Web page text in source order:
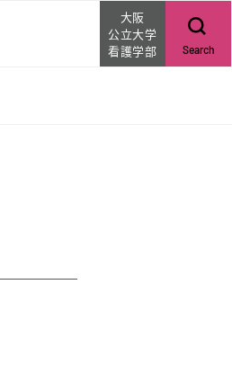
大阪
公立大学
看護学部
Search